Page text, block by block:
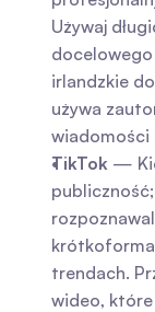
Używaj
docelowego
irlandzkie
używa
wiadomości
TikTok —
trendach.
wideo,